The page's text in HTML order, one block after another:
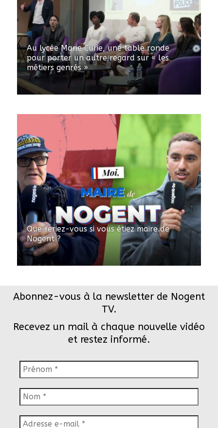
Au lycée Marie Curie, une table ronde
pour porter un autre regard sur « les
métiers genrés »
Que feriez-vous si vous étiez maire de
Nogent ?
Abonnez-vous à la newsletter de Nogent
TV.
Recevez un mail à chaque nouvelle vidéo
et restez informé.